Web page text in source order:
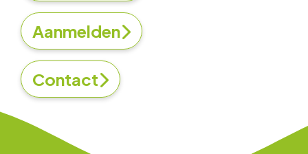
Aanmelden
Contact